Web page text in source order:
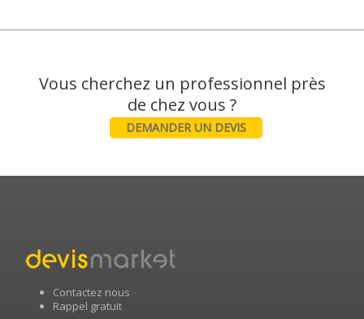
Vous cherchez un professionnel près
DEMANDER UN DEVIS
Contactez nous
Rappel gratuit